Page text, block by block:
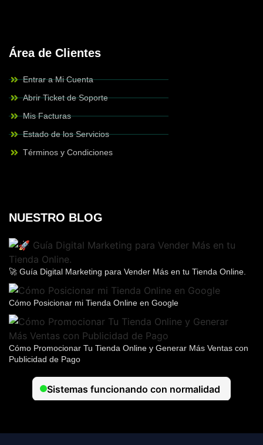
Área de Clientes
Entrar a Mi Cuenta
Abrir Ticket de Soporte
Mis Facturas
Estado de los Servicios
Términos y Condiciones
NUESTRO BLOG
🚀 Guía Digital Marketing para Vender Más en tu Tienda Online.
Cómo Posicionar mi Tienda Online en Google
Cómo Promocionar Tu Tienda Online y Generar Más Ventas con
Publicidad de Pago